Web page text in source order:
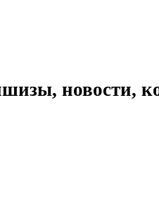
новости,